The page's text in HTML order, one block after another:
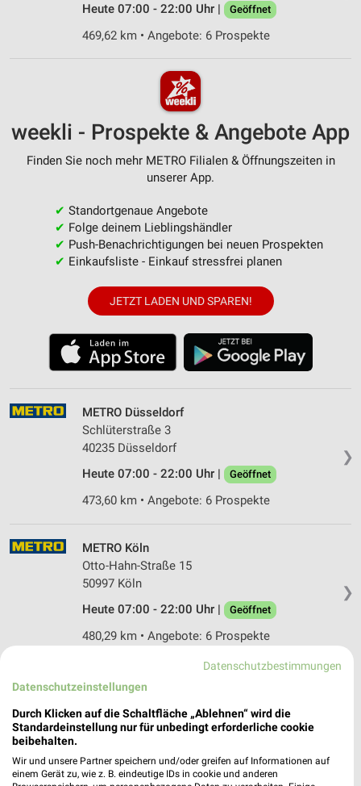
Heute 07:00 - 22:00 Uhr |
Geöffnet
469,62 km • Angebote: 6 Prospekte
weekli - Prospekte & Angebote App
Finden Sie noch mehr METRO Filialen & Öffnungszeiten in
unserer App.
✔ Standortgenaue Angebote
✔ Folge deinem Lieblingshändler
✔ Push-Benachrichtigungen bei neuen Prospekten
✔ Einkaufsliste - Einkauf stressfrei planen
JETZT LADEN UND SPAREN!
❯
METRO Düsseldorf
Schlüterstraße 3
40235 Düsseldorf
Heute 07:00 - 22:00 Uhr |
Geöffnet
473,60 km • Angebote: 6 Prospekte
❯
METRO Köln
Otto-Hahn-Straße 15
50997 Köln
Heute 07:00 - 22:00 Uhr |
Geöffnet
480,29 km • Angebote: 6 Prospekte
Datenschutzbestimmungen
Datenschutzeinstellungen
Durch Klicken auf die Schaltfläche „Ablehnen“ wird die
Standardeinstellung nur für unbedingt erforderliche cookie
beibehalten.
Wir und unsere Partner speichern und/oder greifen auf Informationen auf
einem Gerät zu, wie z. B. eindeutige IDs in cookie und anderen